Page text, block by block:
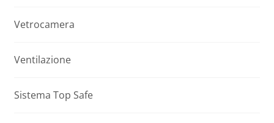
cm
Vetrocamera
Ventilazione
Sistema Top Safe